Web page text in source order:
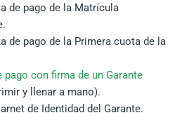
de pago de la Matrícula
de pago de la Primera cuota de la
con firma de un Garante
y llenar a mano).
de Identidad del Garante.